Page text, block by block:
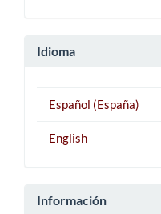
Idioma
Español (España)
English
Información